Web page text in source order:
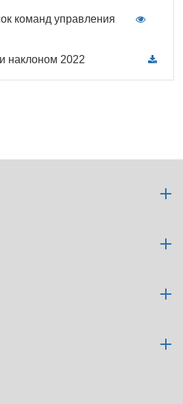
команд управления
наклоном 2022